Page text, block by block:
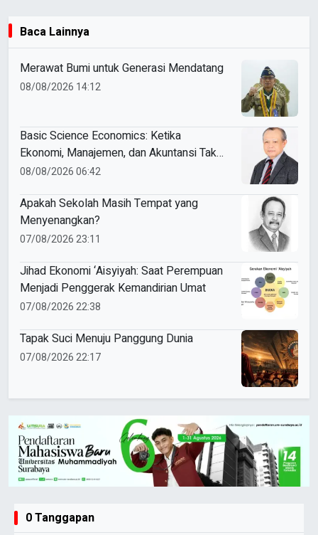
Baca Lainnya
Merawat Bumi untuk Generasi Mendatang
08/08/2026 14:12
Basic Science Economics: Ketika
Ekonomi, Manajemen, dan Akuntansi Tak
Sekadar Bicara Angka
08/08/2026 06:42
Apakah Sekolah Masih Tempat yang
Menyenangkan?
07/08/2026 23:11
Jihad Ekonomi ‘Aisyiyah: Saat Perempuan
Menjadi Penggerak Kemandirian Umat
07/08/2026 22:38
Tapak Suci Menuju Panggung Dunia
07/08/2026 22:17
0 Tanggapan